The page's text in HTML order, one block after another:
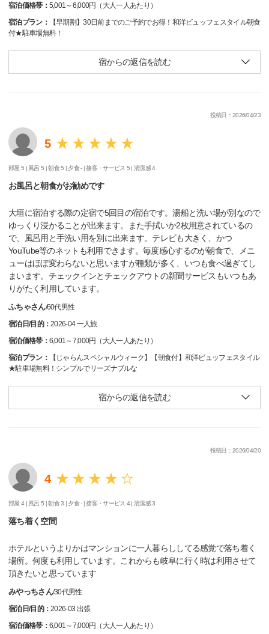
宿泊価格帯： 5,001～6,000円（大人一人あたり）
宿泊プラン：
【早期割】30日前までのご予約でお得！和洋ビュッフェスタイル朝食
付★駐車場無料！
宿からの返信を読む
投稿日：2026/04/23
5
部屋 5 | 風呂 5 |朝食 5 | 夕食 - |接客・サービス 5 |清潔感 4
お風呂と朝食がお勧めです
大垣に宿泊する際の定宿で5回目の宿泊です。湯船と洗い場が別なので
ゆっくり浸かることが出来ます。また手拭いか2枚用意されているの
で、風呂用と手洗い用を別に出来ます。テレビも大きく、かつ
YouTube等のネットも利用できます。毎度感心するのが朝食で、メニ
ューはほぼ変わらないと思いますが種類が多く、いつも食べ過ぎてし
まいます。チェックインとチェックアウトの新聞サービスもいつもあ
りがたく利用しています。
ふちゃさん/60代男性
宿泊日/目的：2026-04 一人旅
宿泊価格帯： 6,001～7,000円（大人一人あたり）
宿泊プラン：
【じゃらんスペシャルウィーク】【朝食付】和洋ビュッフェスタイル
★駐車場無料！シンプルでリーズナブルな
宿からの返信を読む
投稿日：2026/04/20
4
部屋 4 | 風呂 5 |朝食 3 | 夕食 - |接客・サービス 4 |清潔感 3
落ち着く空間
ホテルというよりかはマンションに一人暮らししてる感覚で落ち着く
場所。何度も利用しています。これからも岐阜に行く時は利用させて
頂きたいと思っています
みやっちさん/30代男性
宿泊日/目的：2026-03 出張
宿泊価格帯： 6,001～7,000円（大人一人あたり）